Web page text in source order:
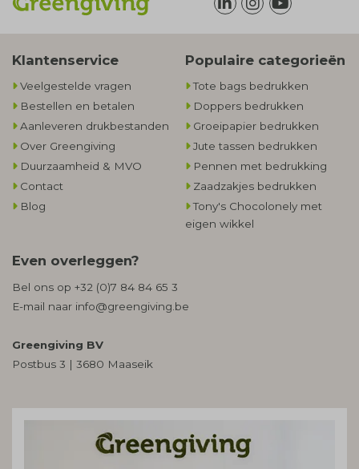
Klantenservice
Veelgestelde vragen
Bestellen en betalen
Aanleveren drukbestanden
Over Greengiving
Duurzaamheid & MVO
Contact
Blog
Populaire categorieën
Tote bags bedrukken
Doppers bedrukken
Groeipapier bedrukken
Jute tassen bedrukken
Pennen met bedrukking
Zaadzakjes bedrukken
Tony's Chocolonely met
eigen wikkel
Even overleggen?
Bel ons op +32 (0)7 84 84 65 3
E-mail naar info@greengiving.be
Greengiving BV
Postbus 3 | 3680 Maaseik